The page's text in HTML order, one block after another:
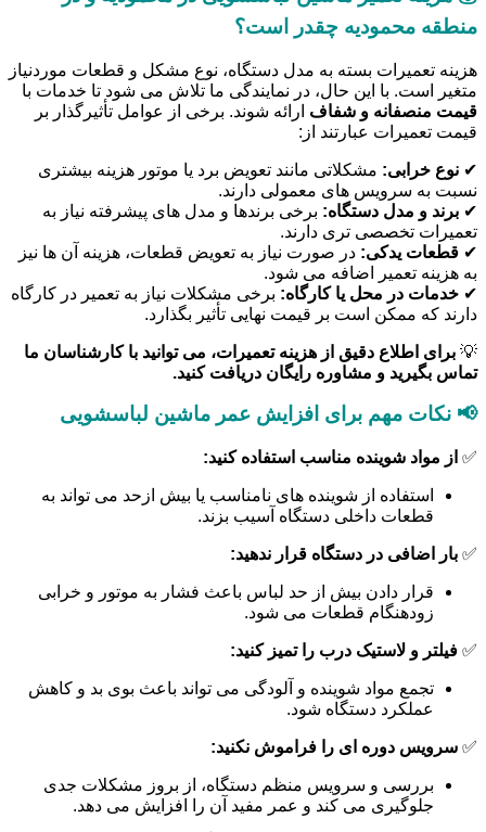
منطقه محمودیه چقدر است؟
هزینه تعمیرات بسته به مدل دستگاه، نوع مشکل و قطعات موردنیاز
متغیر است. با این حال، در نمایندگی ما تلاش می شود تا خدمات با
قیمت منصفانه و شفاف ارائه شوند. برخی از عوامل تأثیرگذار بر
قیمت تعمیرات عبارتند از:
✔ نوع خرابی: مشکلاتی مانند تعویض برد یا موتور هزینه بیشتری
نسبت به سرویس های معمولی دارند.
✔ برند و مدل دستگاه: برخی برندها و مدل های پیشرفته نیاز به
تعمیرات تخصصی تری دارند.
✔ قطعات یدکی: در صورت نیاز به تعویض قطعات، هزینه آن ها نیز
به هزینه تعمیر اضافه می شود.
✔ خدمات در محل یا کارگاه: برخی مشکلات نیاز به تعمیر در کارگاه
دارند که ممکن است بر قیمت نهایی تأثیر بگذارد.
💡 برای اطلاع دقیق از هزینه تعمیرات، می توانید با کارشناسان ما
تماس بگیرید و مشاوره رایگان دریافت کنید.
📢 نکات مهم برای افزایش عمر ماشین لباسشویی
✅ از مواد شوینده مناسب استفاده کنید:
استفاده از شوینده های نامناسب یا بیش ازحد می تواند به
قطعات داخلی دستگاه آسیب بزند.
✅ بار اضافی در دستگاه قرار ندهید:
قرار دادن بیش از حد لباس باعث فشار به موتور و خرابی
زودهنگام قطعات می شود.
✅ فیلتر و لاستیک درب را تمیز کنید:
تجمع مواد شوینده و آلودگی می تواند باعث بوی بد و کاهش
عملکرد دستگاه شود.
✅ سرویس دوره ای را فراموش نکنید:
بررسی و سرویس منظم دستگاه، از بروز مشکلات جدی
جلوگیری می کند و عمر مفید آن را افزایش می دهد.